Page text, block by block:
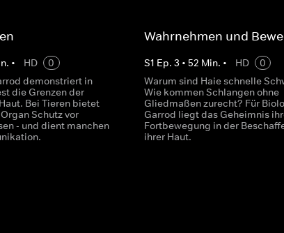
• HD
0
demonstriert in
die Grenzen der
Bei Tieren bietet
Schutz vor
- und dient manchen
Wahrnehmen und
S1 Ep. 3 • 52 Min. • HD
0
Warum sind Haie schnelle
Wie kommen Schlangen ohne
Gliedmaßen zurecht? Für
Garrod liegt das Geheimnis
Fortbewegung in der
ihrer Haut.